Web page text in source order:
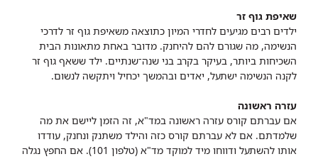
שאיפת גוף זר
ילדים רבים מגיעים לחדרי המיון כתוצאה משאיפת גוף זר לדרכי
הנשימה, מה שגורם להם להיחנק. מדובר באחת מתאונות הבית
השכיחות ביותר, בעיקר בקרב בני שנה־שנתיים. ילד ששאף גוף זר
לקנה הנשימה ישתעל, יאדים ובהמשך יכחיל ויתקשה לנשום.
עזרה ראשונה
אם עברתם קורס עזרה ראשונה במד"א, זה הזמן ליישם את מה
שלמדתם. אם לא עברתם קורס כזה והילד משתנק ונחנק, עודדו
אותו להשתעל ודווחו מיד למוקד מד"א (טלפון 101). אם החפץ נגלה